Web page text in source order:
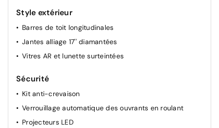
Style extérieur
Barres de toit longitudinales
Jantes alliage 17'' diamantées
Vitres AR et lunette surteintées
Sécurité
Kit anti-crevaison
Verrouillage automatique des ouvrants en roulant
Projecteurs LED